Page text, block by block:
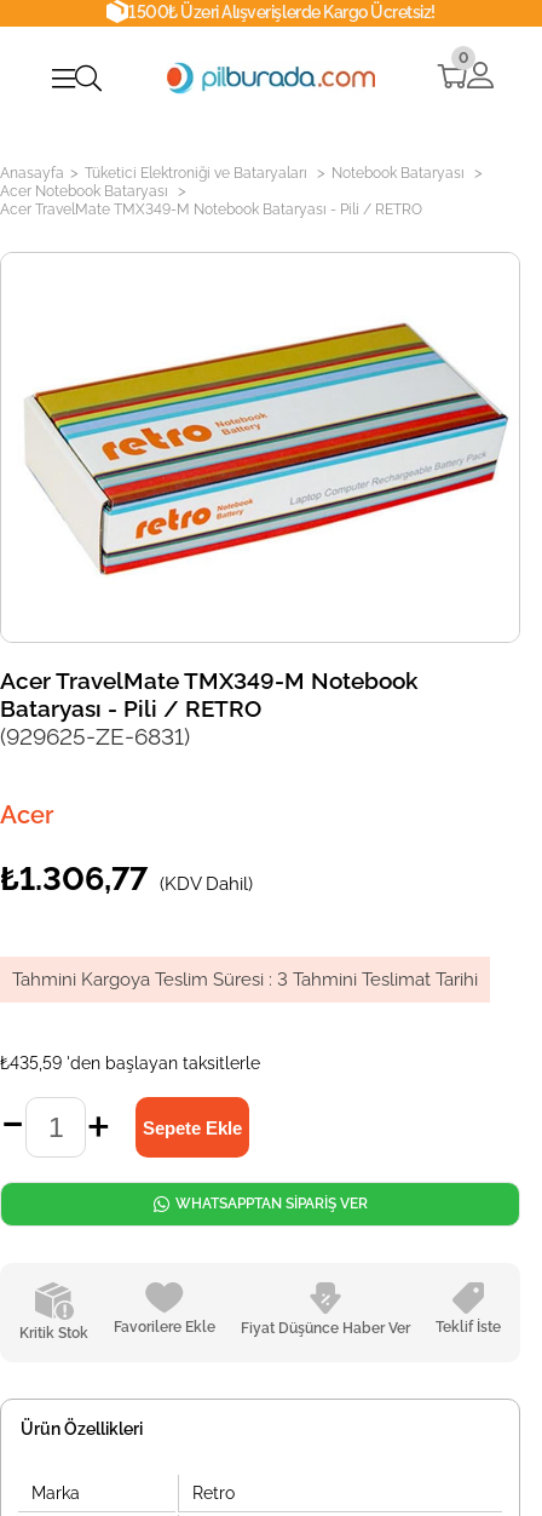
1500₺ Üzeri Alışverişlerde Kargo Ücretsiz!
0
Anasayfa > Tüketici Elektroniği ve Bataryaları > Notebook Bataryası >
Acer Notebook Bataryası >
Acer TravelMate TMX349-M Notebook Bataryası - Pili / RETRO
Acer TravelMate TMX349-M Notebook
Bataryası - Pili / RETRO
(929625-ZE-6831)
Acer
₺1.306,77 (KDV Dahil)
Tahmini Kargoya Teslim Süresi : 3 Tahmini Teslimat Tarihi
₺435,59 'den başlayan taksitlerle
Kritik Stok Favorilere Ekle Fiyat Düşünce Haber Ver Teklif İste
WHATSAPPTAN SİPARİŞ VER
Ürün Özellikleri
Marka Retro